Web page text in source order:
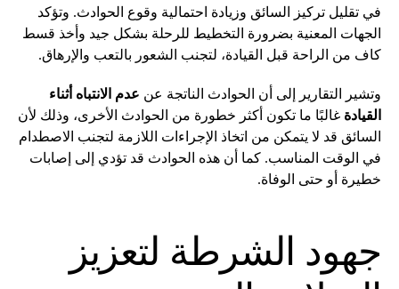
في تقليل تركيز السائق وزيادة احتمالية وقوع الحوادث. وتؤكد
الجهات المعنية بضرورة التخطيط للرحلة بشكل جيد وأخذ قسط
كاف من الراحة قبل القيادة، لتجنب الشعور بالتعب والإرهاق.
وتشير التقارير إلى أن الحوادث الناتجة عن عدم الانتباه أثناء
القيادة غالبًا ما تكون أكثر خطورة من الحوادث الأخرى، وذلك لأن
السائق قد لا يتمكن من اتخاذ الإجراءات اللازمة لتجنب الاصطدام
في الوقت المناسب. كما أن هذه الحوادث قد تؤدي إلى إصابات
خطيرة أو حتى الوفاة.
جهود الشرطة لتعزيز